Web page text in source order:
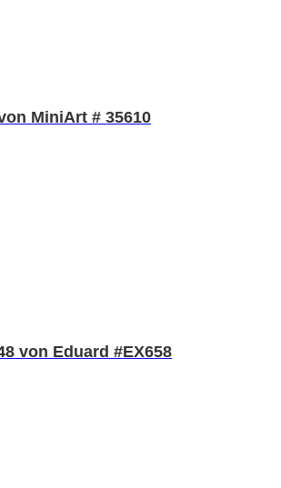
MiniArt # 35610
von Eduard #EX658